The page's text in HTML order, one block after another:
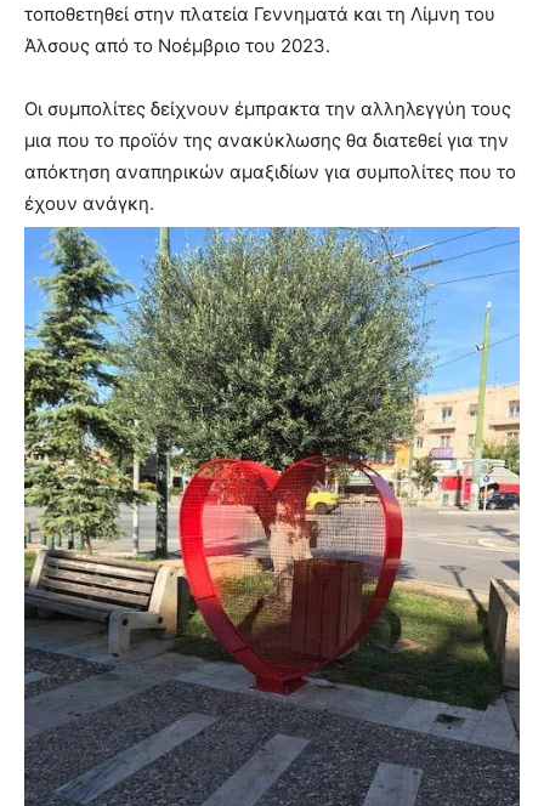
τοποθετηθεί στην πλατεία Γεννηματά και τη Λίμνη του
Άλσους από το Νοέμβριο του 2023.
Οι συμπολίτες δείχνουν έμπρακτα την αλληλεγγύη τους
μια που το προϊόν της ανακύκλωσης θα διατεθεί για την
απόκτηση αναπηρικών αμαξιδίων για συμπολίτες που το
έχουν ανάγκη.